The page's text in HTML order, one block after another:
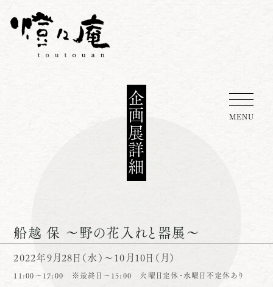
MENU
企画展詳細
船越 保 ～野の花入れと器展～
2022年9月28日（水）～10月10日（月）
11:00～17:00 ※最終日～15:00 火曜日定休・水曜日不定休あり